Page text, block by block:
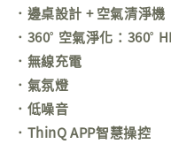
．邊桌設計 + 空氣清淨機
．360˚ 空氣淨化：360˚
．無線充電
．氣氛燈
．低噪音
．ThinQ APP智慧操控